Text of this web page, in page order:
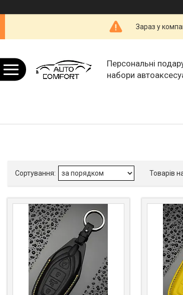
Зараз у
Персональні
набори